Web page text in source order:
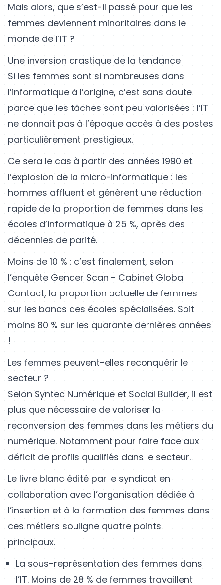
Mais alors, que s’est-il passé pour que les
femmes deviennent minoritaires dans le
monde de l’IT ?
Une inversion drastique de la tendance
Si les femmes sont si nombreuses dans
l’informatique à l’origine, c’est sans doute
parce que les tâches sont peu valorisées : l’IT
ne donnait pas à l’époque accès à des postes
particulièrement prestigieux.
Ce sera le cas à partir des années 1990 et
l’explosion de la micro-informatique : les
hommes affluent et génèrent une réduction
rapide de la proportion de femmes dans les
écoles d’informatique à 25 %, après des
décennies de parité.
Moins de 10 % : c’est finalement, selon
l’enquête Gender Scan - Cabinet Global
Contact, la proportion actuelle de femmes
sur les bancs des écoles spécialisées. Soit
moins 80 % sur les quarante dernières années
!
Les femmes peuvent-elles reconquérir le
secteur ?
Selon Syntec Numérique et Social Builder, il est
plus que nécessaire de valoriser la
reconversion des femmes dans les métiers du
numérique. Notamment pour faire face aux
déficit de profils qualifiés dans le secteur.
Le livre blanc édité par le syndicat en
collaboration avec l’organisation dédiée à
l’insertion et à la formation des femmes dans
ces métiers souligne quatre points
principaux.
La sous-représentation des femmes dans
l’IT. Moins de 28 % de femmes travaillent